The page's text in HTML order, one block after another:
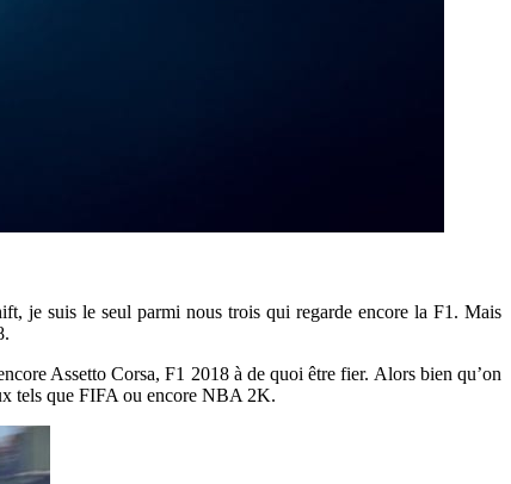
je suis le seul parmi nous trois qui regarde encore la F1. Mais
Assetto Corsa, F1 2018 à de quoi être fier. Alors bien qu’on
tels que FIFA ou encore NBA 2K.